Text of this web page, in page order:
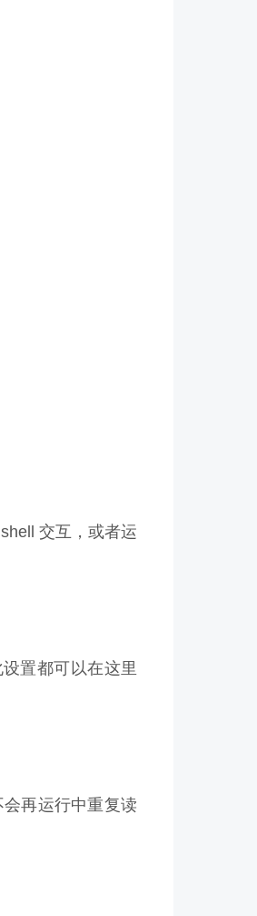
交互，或者运
置都可以在这里
再运行中重复读